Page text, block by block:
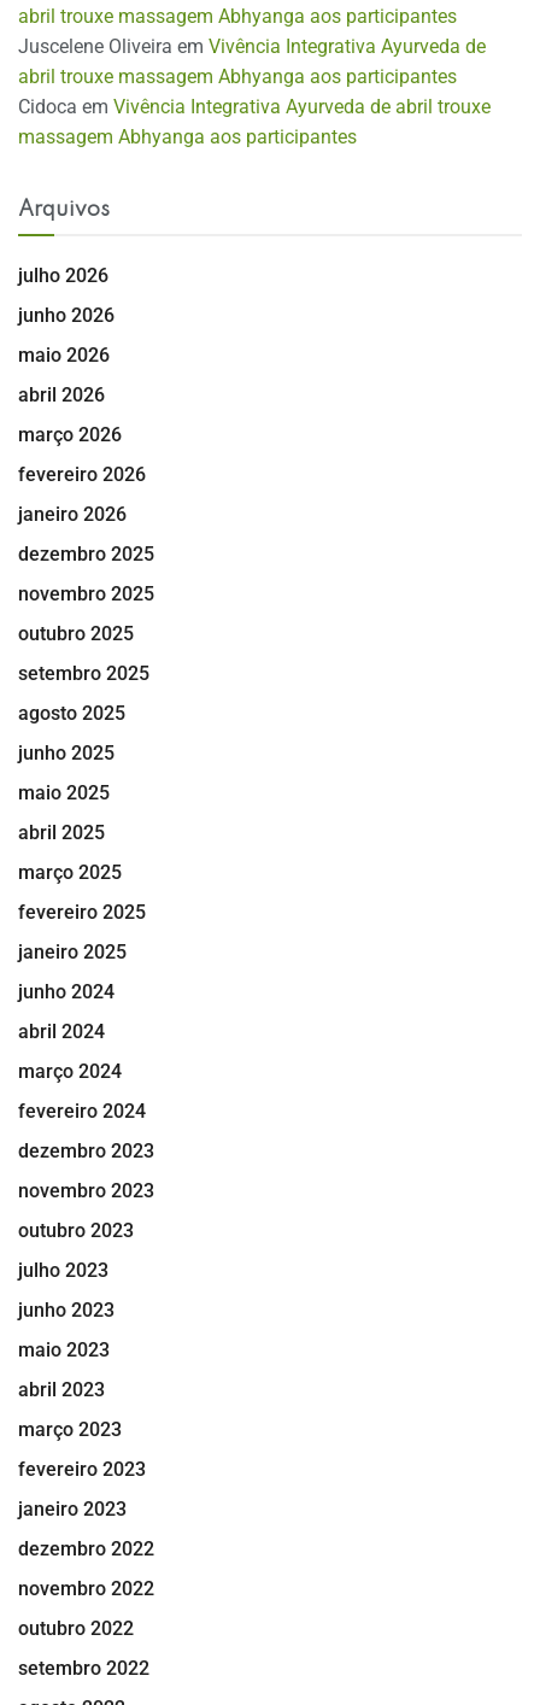
abril trouxe massagem Abhyanga aos participantes
Juscelene Oliveira em Vivência Integrativa Ayurveda de
abril trouxe massagem Abhyanga aos participantes
Cidoca em Vivência Integrativa Ayurveda de abril trouxe
massagem Abhyanga aos participantes
Arquivos
julho 2026
junho 2026
maio 2026
abril 2026
março 2026
fevereiro 2026
janeiro 2026
dezembro 2025
novembro 2025
outubro 2025
setembro 2025
agosto 2025
junho 2025
maio 2025
abril 2025
março 2025
fevereiro 2025
janeiro 2025
junho 2024
abril 2024
março 2024
fevereiro 2024
dezembro 2023
novembro 2023
outubro 2023
julho 2023
junho 2023
maio 2023
abril 2023
março 2023
fevereiro 2023
janeiro 2023
dezembro 2022
novembro 2022
outubro 2022
setembro 2022